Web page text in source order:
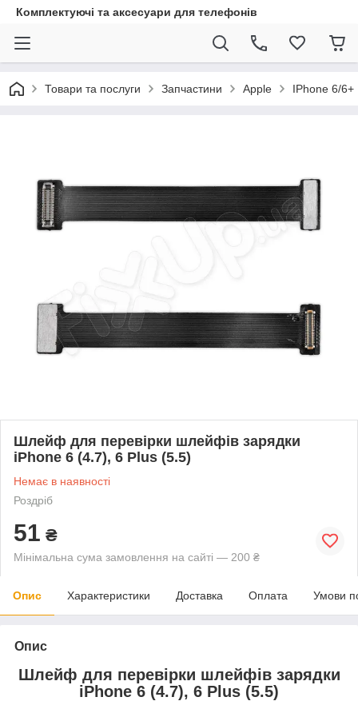
Комплектуючі та аксесуари для телефонів
Товари та послуги Запчастини Apple IPhone 6/6+
Шлейф для перевірки шлейфів зарядки
iPhone 6 (4.7), 6 Plus (5.5)
Немає в наявності
Роздріб
51 ₴
Мінімальна сума замовлення на сайті — 200 ₴
Опис Характеристики Доставка Оплата Умови
Опис
Шлейф для перевірки шлейфів зарядки
iPhone 6 (4.7), 6 Plus (5.5)